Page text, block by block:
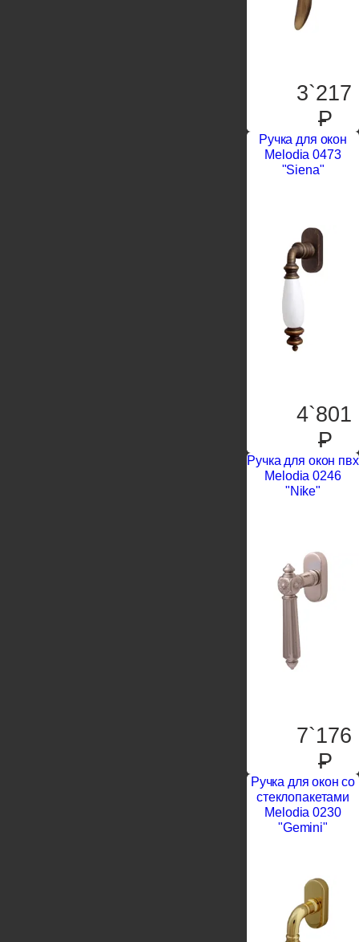
3`217
P
Ручка для окон
Melodia 0473
"Siena"
4`801
P
Ручка для окон пвх
Melodia 0246
"Nike"
7`176
P
Ручка для окон со
стеклопакетами
Melodia 0230
"Gemini"